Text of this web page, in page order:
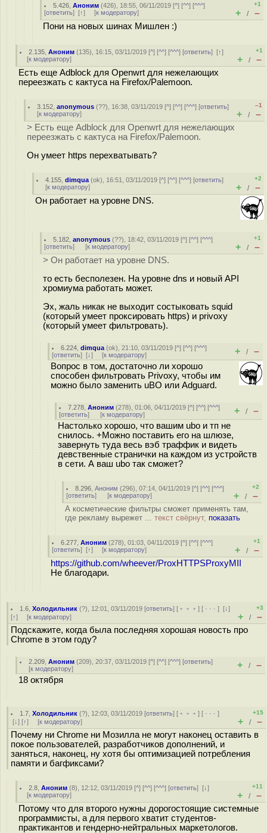
5.426 ,Аноним (426), 18:55, 06/11/2019 [^] [^^] [^^^]
[ответить] [↑] [к модератору]
+1
+ / –
Пони на новых шинах Мишлен :)
2.135 ,Аноним (135), 16:15, 03/11/2019 [^] [^^] [^^^] [ответить][↑]
[к модератору]
+1
+ / –
Есть еще Adblock для Openwrt для нежелающих
переезжать с кактуса на Firefox/Palemoon.
3.152 ,anonymous (??), 16:38, 03/11/2019 [^] [^^] [^^^] [ответить]
[к модератору]
–1
+ / –
> Есть еще Adblock для Openwrt для нежелающих
переезжать с кактуса на Firefox/Palemoon.
Он умеет https перехватывать?
4.155 ,dimqua (ok), 16:51, 03/11/2019 [^] [^^] [^^^] [ответить]
[к модератору]
+2
+ / –
Он работает на уровне DNS.
5.182 ,anonymous (??), 18:42, 03/11/2019 [^] [^^] [^^^]
[ответить] [к модератору]
+1
+ / –
> Он работает на уровне DNS.
то есть бесполезен. На уровне dns и новый API
хромиума работать может.
Эх, жаль никак не выходит состыковать squid
(который умеет проксировать https) и privoxy
(который умеет фильтровать).
6.224 ,dimqua (ok), 21:10, 03/11/2019 [^] [^^] [^^^]
[ответить] [↓] [к модератору] + / –
Вопрос в том, достаточно ли хорошо
способен фильтровать Privoxy, чтобы им
можно было заменить uBO или Adguard.
7.278 ,Аноним (278), 01:06, 04/11/2019 [^] [^^] [^^^]
[ответить] [к модератору] + / –
Настолько хорошо, что вашим ubo и тп не
снилось. +Можно поставить его на шлюзе,
завернуть туда весь вэб траффик и видеть
девственные странички на каждом из устройств
в сети. А ваш ubo так сможет?
8.296 ,Аноним (296), 07:14, 04/11/2019 [^] [^^] [^^^]
[ответить] [к модератору]
+2
+ / –
А косметические фильтры сможет применять там,
где рекламу вырежет ... текст свёрнут, показать
6.277 ,Аноним (278), 01:03, 04/11/2019 [^] [^^] [^^^]
[ответить] [↑] [к модератору]
+1
+ / –
https://github.com/wheever/ProxHTTPSProxyMII
Не благодари.
1.6 ,Холодильник (?), 12:01, 03/11/2019 [ответить] [ ﹢﹢﹢] [ · · ·][↓]
[↑] [к модератору]
+3
+ / –
Подскажите, когда была последняя хорошая новость про
Chrome в этом году?
2.209 ,Аноним (209), 20:37, 03/11/2019 [^] [^^] [^^^] [ответить]
[к модератору] + / –
18 октября
1.7 ,Холодильник (?), 12:03, 03/11/2019 [ответить] [ ﹢﹢﹢] [ · · ·]
[↓] [↑] [к модератору]
+15
+ / –
Почему ни Chrome ни Мозилла не могут наконец оставить в
покое пользователей, разработчиков дополнений, и
заняться, наконец, ну хотя бы оптимизацией потребления
памяти и багфиксами?
2.8 ,Аноним (8), 12:12, 03/11/2019 [^] [^^] [^^^] [ответить][↓]
[к модератору]
+11
+ / –
Потому что для второго нужны дорогостоящие системные
программисты, а для первого хватит студентов-
практикантов и гендерно-нейтральных маркетологов.